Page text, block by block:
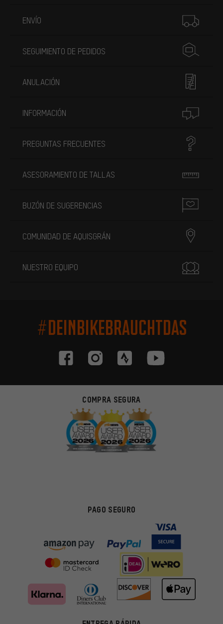
ENVÍO
SEGUIMIENTO DE PEDIDOS
ANULACIÓN
INFORMACIÓN
PREGUNTAS FRECUENTES
ASESORAMIENTO DE TALLAS
BUZÓN DE SUGERENCIAS
COMUNIDAD DE AQUISGRÁN
NUESTRO EQUIPO
#DEINBIKEBRAUCHTDAS
COMPRA SEGURA
PAGO SEGURO